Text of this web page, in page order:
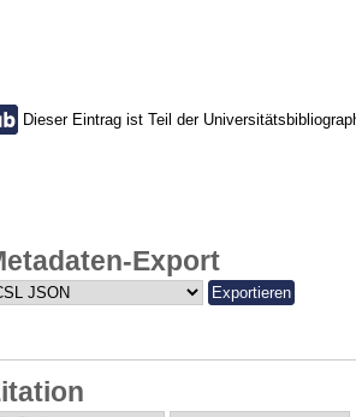
Dieser Eintrag ist Teil der
Export